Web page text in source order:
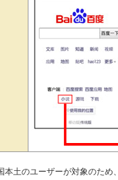
本土のユーザーが対象のた